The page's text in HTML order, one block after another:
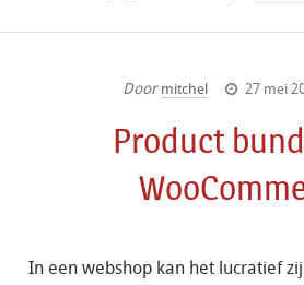
Door mitchel 27 mei
Product
In een webshop kan het lucratief